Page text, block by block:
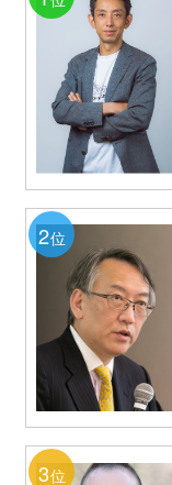
2位
3位